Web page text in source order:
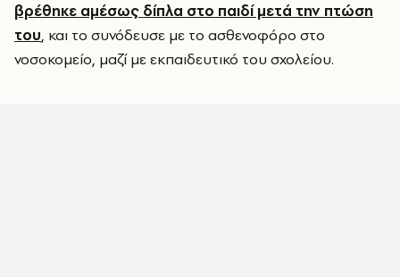
βρέθηκε αμέσως δίπλα στο παιδί μετά την πτώση
του, και το συνόδευσε με το ασθενοφόρο στο
νοσοκομείο, μαζί με εκπαιδευτικό του σχολείου.